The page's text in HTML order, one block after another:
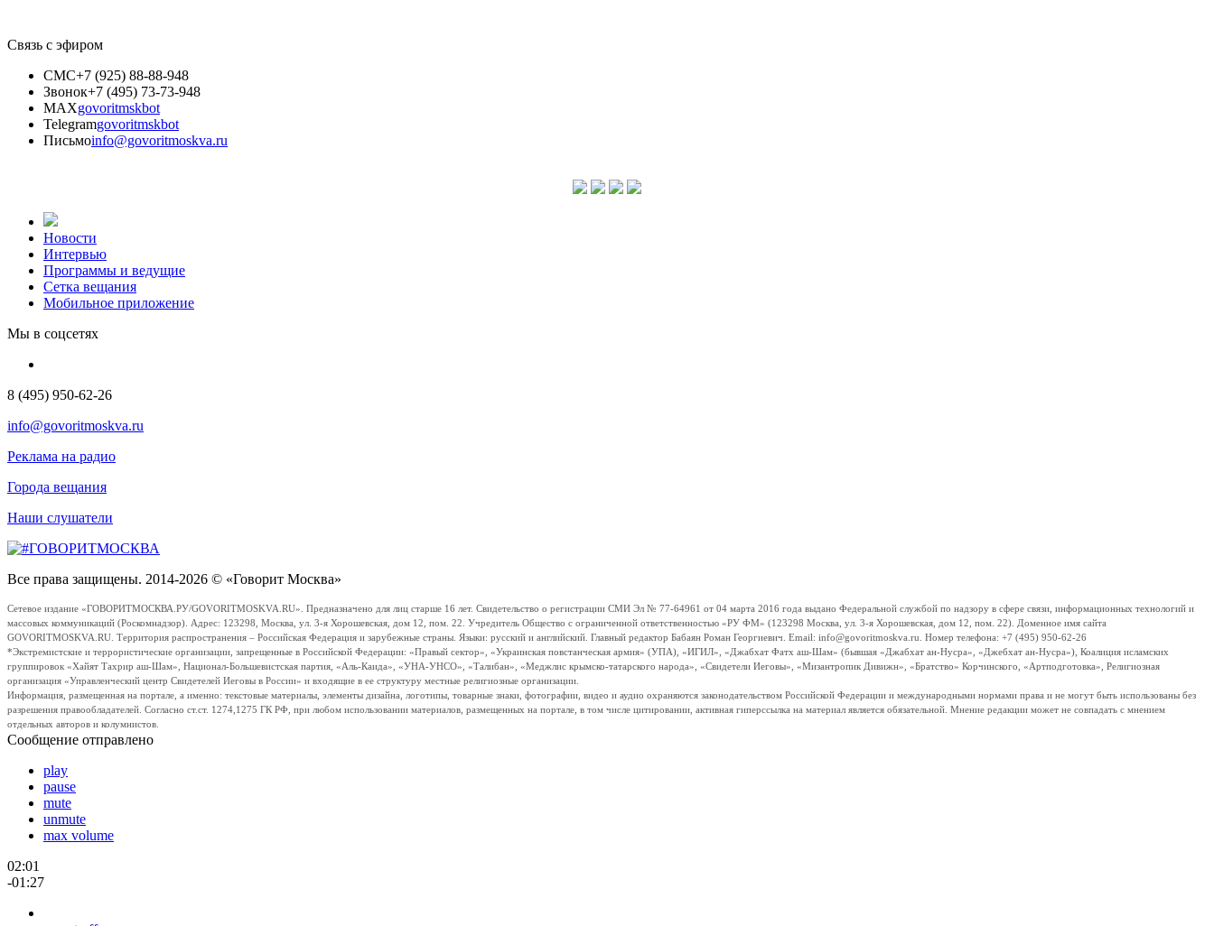
Связь с эфиром
СМС+7 (925) 88-88-948
Звонок+7 (495) 73-73-948
MAXgovoritmskbot
Telegramgovoritmskbot
Письмоinfo@govoritmoskva.ru
Новости
Интервью
Программы и ведущие
Сетка вещания
Мобильное приложение
Мы в соцсетях
8 (495) 950-62-26
info@govoritmoskva.ru
Реклама на радио
Города вещания
Наши слушатели
Все права защищены. 2014-2026 © «Говорит Москва»
Сетевое издание «ГОВОРИТМОСКВА.РУ/GOVORITMOSKVA.RU». Предназначено для лиц старше 16 лет. Свидетельство о регистрации СМИ Эл № 77-64961 от 04 марта 2016 года выдано Федеральной службой по надзору в сфере связи, информационных технологий и
массовых коммуникаций (Роскомнадзор). Адрес: 123298, Москва, ул. 3-я Хорошевская, дом 12, пом. 22. Учредитель Общество с ограниченной ответственностью «РУ ФМ» (123298 Москва, ул. 3-я Хорошевская, дом 12, пом. 22). Доменное имя сайта
GOVORITMOSKVA.RU. Территория распространения – Российская Федерация и зарубежные страны. Языки: русский и английский. Главный редактор Бабаян Роман Георгиевич. Email: info@govoritmoskva.ru. Номер телефона: +7 (495) 950-62-26
*Экстремистские и террористические организации, запрещенные в Российской Федерации: «Правый сектор», «Украинская повстанческая армия» (УПА), «ИГИЛ», «Джабхат Фатх аш-Шам» (бывшая «Джабхат ан-Нусра», «Джебхат ан-Нусра»), Коалиция исламских
группировок «Хайят Тахрир аш-Шам», Национал-Большевистская партия, «Аль-Каида», «УНА-УНСО», «Талибан», «Меджлис крымско-татарского народа», «Свидетели Иеговы», «Мизантропик Дивижн», «Братство» Корчинского, «Артподготовка», Религиозная
организация «Управленческий центр Свидетелей Иеговы в России» и входящие в ее структуру местные религиозные организации.
Информация, размещенная на портале, а именно: текстовые материалы, элементы дизайна, логотипы, товарные знаки, фотографии, видео и аудио охраняются законодательством Российской Федерации и международными нормами права и не могут быть использованы без
разрешения правообладателей. Согласно ст.ст. 1274,1275 ГК РФ, при любом использовании материалов, размещенных на портале, в том числе цитировании, активная гиперссылка на материал является обязательной. Мнение редакции может не совпадать с мнением
отдельных авторов и колумнистов.
Сообщение отправлено
play
pause
mute
unmute
max volume
02:01
-01:27